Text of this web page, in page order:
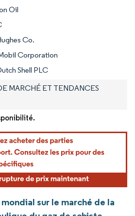
Oil
Co.
Corporation
Shell PLC
MARCHÉ ET TENDANCES
sur le marché de la